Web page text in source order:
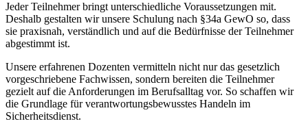
Jeder Teilnehmer bringt unterschiedliche Voraussetzungen mit.
Deshalb gestalten wir unsere Schulung nach §34a GewO so, dass
sie praxisnah, verständlich und auf die Bedürfnisse der Teilnehmer
abgestimmt ist.
Unsere erfahrenen Dozenten vermitteln nicht nur das gesetzlich
vorgeschriebene Fachwissen, sondern bereiten die Teilnehmer
gezielt auf die Anforderungen im Berufsalltag vor. So schaffen wir
die Grundlage für verantwortungsbewusstes Handeln im
Sicherheitsdienst.